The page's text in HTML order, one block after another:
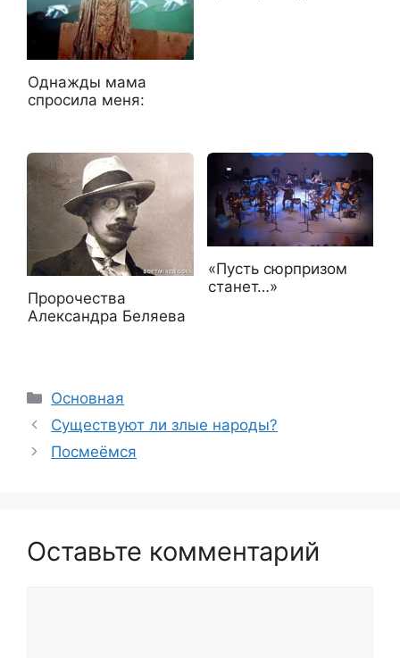
Однажды мама
спросила меня:
Пророчества
Александра Беляева
«Пусть сюрпризом
станет…»
Рубрики
Основная
Существуют ли злые народы?
Посмеёмся
Оставьте комментарий